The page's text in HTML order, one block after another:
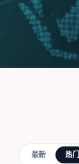
最新 热门